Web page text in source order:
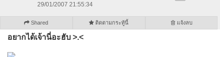
29/01/2007 21:55:34
Shared ติดตามกระทู้นี้ แจ้งลบ
อยากได้เจ้านี่อะฮับ >.<